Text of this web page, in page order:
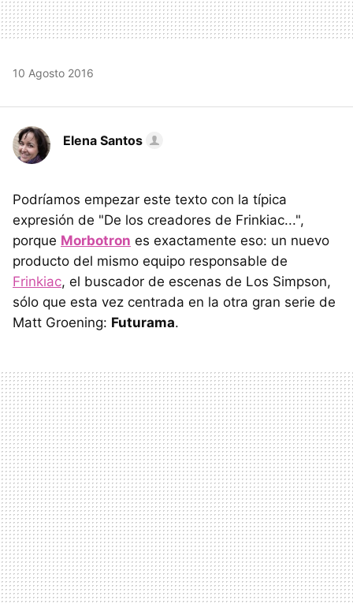
10 Agosto 2016
Elena Santos
Podríamos empezar este texto con la típica
expresión de "De los creadores de Frinkiac...",
porque Morbotron es exactamente eso: un nuevo
producto del mismo equipo responsable de
Frinkiac, el buscador de escenas de Los Simpson,
sólo que esta vez centrada en la otra gran serie de
Matt Groening: Futurama.